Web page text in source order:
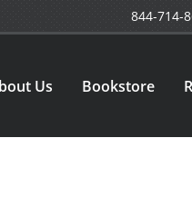
844-714-
Us Bookstore